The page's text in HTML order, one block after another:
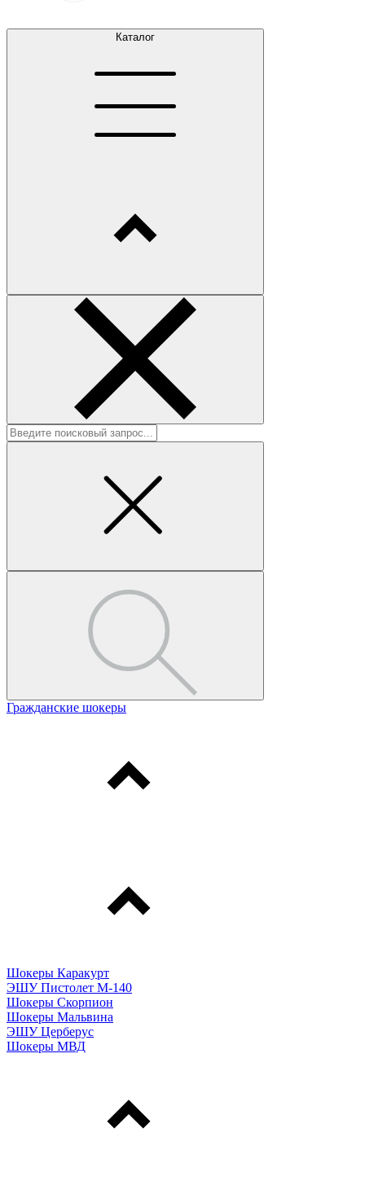
Каталог
Гражданские шокеры
Шокеры Каракурт
ЭШУ Пистолет М-140
Шокеры Скорпион
Шокеры Мальвина
ЭШУ Церберус
Шокеры МВД